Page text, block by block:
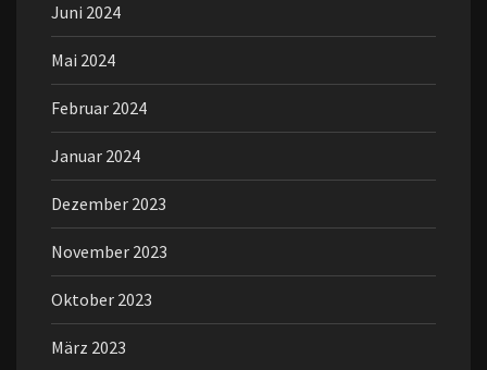
Juni 2024
Mai 2024
Februar 2024
Januar 2024
Dezember 2023
November 2023
Oktober 2023
März 2023